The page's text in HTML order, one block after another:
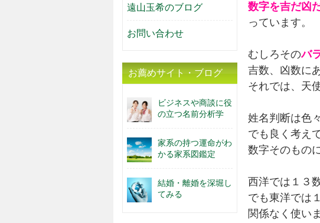
数字を吉だ凶
っています。
むしろそのバ
吉数、凶数に
それでは、天
姓名判断は色
でも良く考え
数字そのもの
西洋では１３
でも東洋では
関係なく使い
遠山玉希のブログ
お問い合わせ
お薦めサイト・ブログ
ビジネスや商談に役
の立つ名前分析学
家系の持つ運命がわ
かる家系図鑑定
結婚・離婚を深堀し
てみる